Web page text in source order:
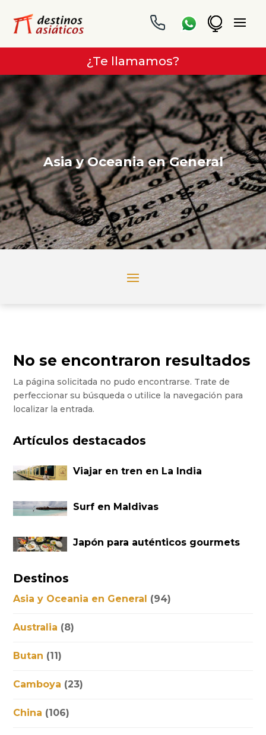
¿Te llamamos?
Asia y Oceania en General
No se encontraron resultados
La página solicitada no pudo encontrarse. Trate de
perfeccionar su búsqueda o utilice la navegación para
localizar la entrada.
Artículos destacados
Viajar en tren en La India
Surf en Maldivas
Japón para auténticos gourmets
Destinos
Asia y Oceania en General (94)
Australia (8)
Butan (11)
Camboya (23)
China (106)